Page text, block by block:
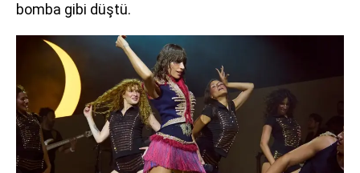
bomba gibi düştü.